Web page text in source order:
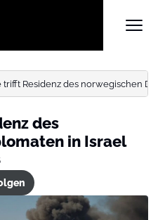
trifft Residenz des norwegischen
des
in Israel